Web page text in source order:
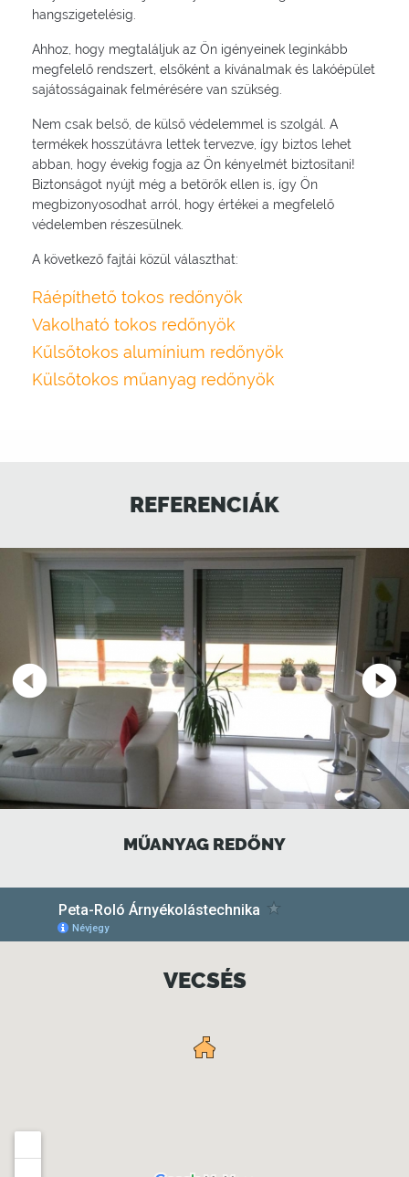
hangszigetelésig.
Ahhoz, hogy megtaláljuk az Ön igényeinek leginkább
megfelelő rendszert, elsőként a kívánalmak és lakóépület
sajátosságainak felmérésére van szükség.
Nem csak belső, de külső védelemmel is szolgál. A
termékek hosszútávra lettek tervezve, így biztos lehet
abban, hogy évekig fogja az Ön kényelmét biztosítani!
Biztonságot nyújt még a betörők ellen is, így Ön
megbizonyosodhat arról, hogy értékei a megfelelő
védelemben részesülnek.
A következő fajtái közül választhat:
Ráépíthető tokos redőnyök
Vakolható tokos redőnyök
Kűlsőtokos alumínium redőnyök
Külsőtokos műanyag redőnyök
REFERENCIÁK
MŰANYAG REDŐNY
VECSÉS